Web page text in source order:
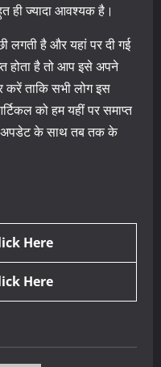
ही ज्यादा आवश्यक है।
लगती है और यहां पर दी गई
होता है तो आप इसे अपने
करें ताकि सभी लोग इस
को हम यहीं पर समाप्त
अपडेट के साथ तब तक के
Here
Here